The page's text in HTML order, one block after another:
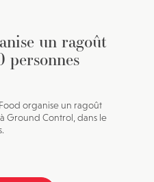
un ragoût
organise un ragoût
Ground Control, dans le